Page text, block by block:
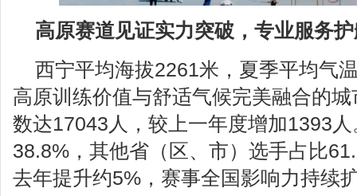
高原赛道见证实力突破，专业服务
西宁平均海拔2261米，夏季平均气
高原训练价值与舒适气候完美融合的
数达17043人，较上一年度增加1393
38.8%，其他省（区、市）选手占比
去年提升约5%，赛事全国影响力持续